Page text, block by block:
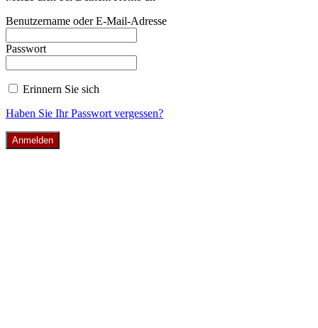
Benutzername oder E-Mail-Adresse
Passwort
Erinnern Sie sich
Haben Sie Ihr Passwort vergessen?